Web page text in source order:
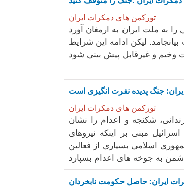
تورکمن های دمکرات ایران
را به ملت ایران به ارمغان آورد
لیکن ادامه این شرایط
وخیم و غیرقابل پیش بینی شود
تورکمن های دمکرات ایران
شکنجه و اعدام را نشان
مبنی بر اینکه نیروهای
اسلامی بسیاری از فعالین